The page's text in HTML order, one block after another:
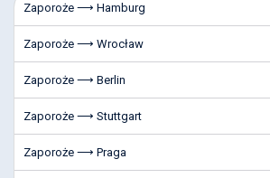
Zaporoże ⟶ Hamburg
Zaporoże ⟶ Wrocław
Zaporoże ⟶ Berlin
Zaporoże ⟶ Stuttgart
Zaporoże ⟶ Praga